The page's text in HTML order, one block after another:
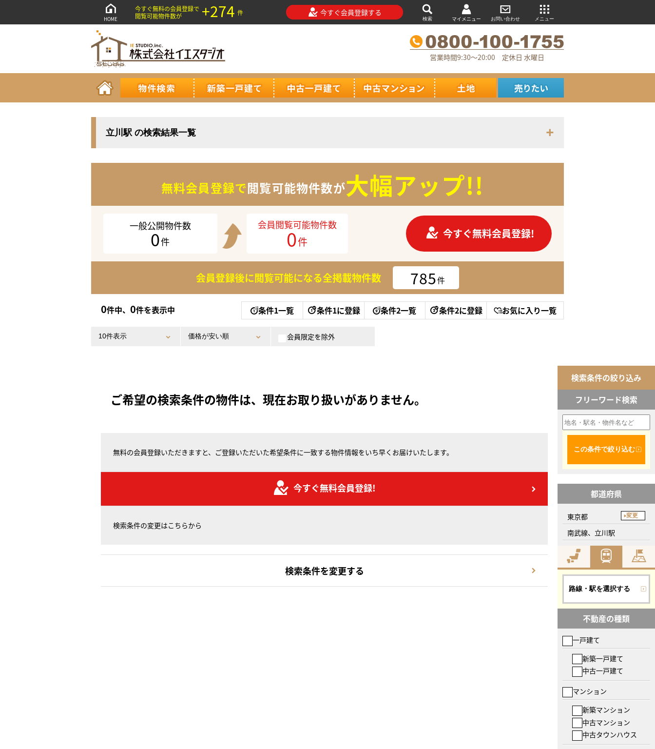
HOME
今すぐ無料の会員登録で
閲覧可能物件数が
+274 件 今すぐ会員登録する
検索 マイメニュー お問い合わせ メニュー
営業時間9:30～20:00 定休日 水曜日
立川駅 の検索結果一覧
無料会員登録で閲覧可能物件数が大幅アップ!!
一般公開物件数
0件
会員閲覧可能物件数
0件
今すぐ無料会員登録!
会員登録後に閲覧可能になる全掲載物件数 785件
0件中、 0件を表示中 条件1一覧 条件1に登録 条件2一覧 条件2に登録 お気に入り一覧
会員限定を除外
ご希望の検索条件の物件は、現在お取り扱いがありません。
無料の会員登録いただきますと、ご登録いただいた希望条件に一致する物件情報をいち早くお届けいたします。
今すぐ無料会員登録!
検索条件の変更はこちらから
検索条件を変更する
検索条件の絞り込み
フリーワード検索
この条件で絞り込む
都道府県
東京都 変更
南武線、立川駅
路線・駅を選択する
不動産の種類
一戸建て
新築一戸建て
中古一戸建て
マンション
新築マンション
中古マンション
中古タウンハウス